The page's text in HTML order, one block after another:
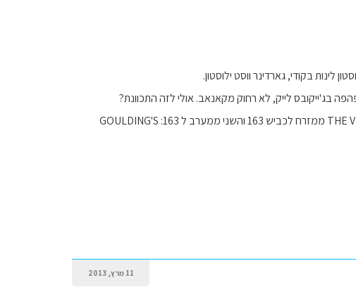
בקודי, גארדינר ווסט ילוסטון.
בג'ייקובס לייק, לא רחוק מקאנאב. אולי לזה התכוונת?
האם יש לך המלצה על לינה באיזור המוניומנט ואלי? ראיתי שם שני אתרי לינה קטנים: THE VIEW ממזרח לכביש 163 והשני ממערב ל 163: GOULDING'S
11 מרץ, 2013